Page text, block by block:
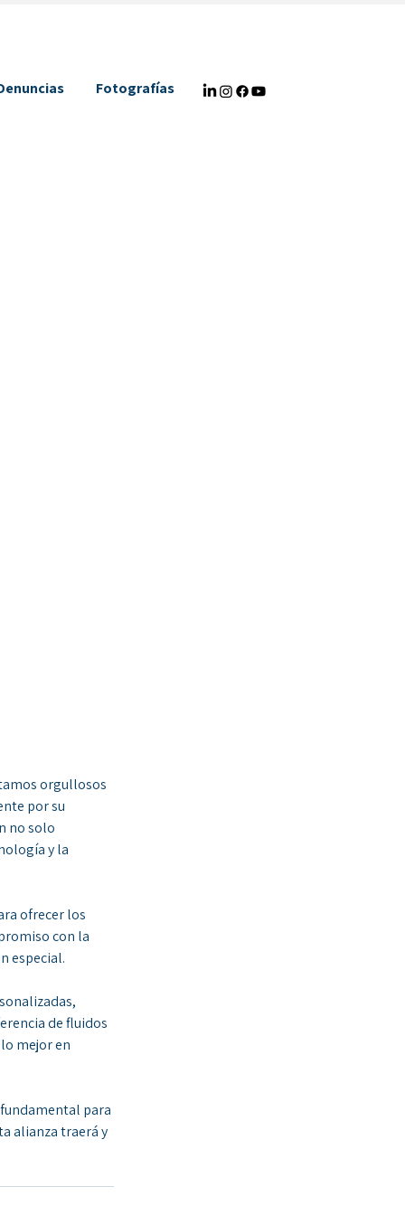
Fotografías
orgullosos
por su
no solo
y la
ofrecer los
con la
especial.
de fluidos
mejor en
para
alianza traerá y